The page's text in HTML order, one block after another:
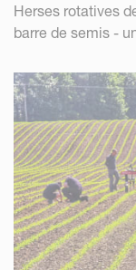
Herses rotatives
barre de semis -